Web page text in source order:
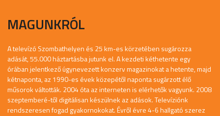
MAGUNKRÓL
A televízó Szombathelyen és 25 km-es körzetében sugározza
adását, 55.000 háztartásba jutunk el. A kezdeti kéthetente egy
órában jelentkező úgynevezett konzerv magazinokat a hetente, majd
kétnaponta, az 1990-es évek közepétől naponta sugárzott élő
műsorok váltották. 2004 óta az interneten is elérhetők vagyunk. 2008
szeptemberé-től digitálisan készülnek az adások. Televíziónk
rendszeresen fogad gyakornokokat. Évről évre 4-6 hallgató szerez